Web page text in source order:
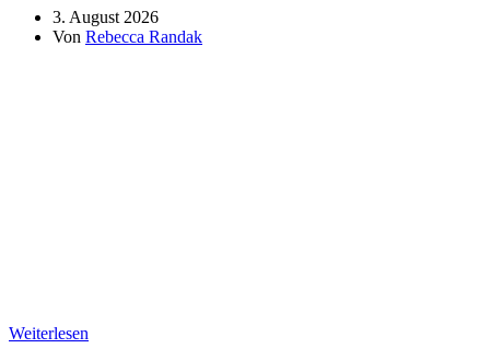
3. August 2026
Von Rebecca Randak
Weiterlesen